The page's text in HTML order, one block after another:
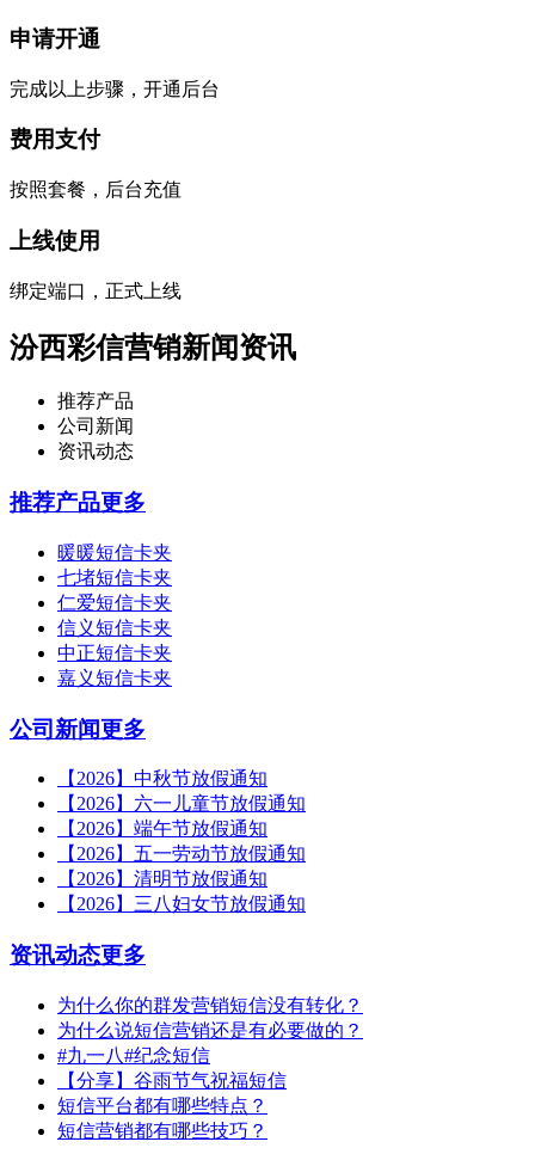
申请开通
完成以上步骤，开通后台
费用支付
按照套餐，后台充值
上线使用
绑定端口，正式上线
汾西彩信营销新闻资讯
推荐产品
公司新闻
资讯动态
推荐产品更多
暖暖短信卡夹
七堵短信卡夹
仁爱短信卡夹
信义短信卡夹
中正短信卡夹
嘉义短信卡夹
公司新闻更多
【2026】中秋节放假通知
【2026】六一儿童节放假通知
【2026】端午节放假通知
【2026】五一劳动节放假通知
【2026】清明节放假通知
【2026】三八妇女节放假通知
资讯动态更多
为什么你的群发营销短信没有转化？
为什么说短信营销还是有必要做的？
#九一八#纪念短信
【分享】谷雨节气祝福短信
短信平台都有哪些特点？
短信营销都有哪些技巧？